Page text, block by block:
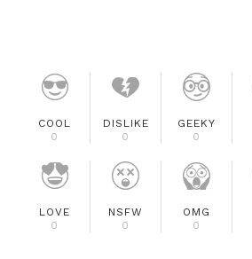
COOL
0
DISLIKE
0
GEEKY
0
LOVE
0
NSFW
0
OMG
0